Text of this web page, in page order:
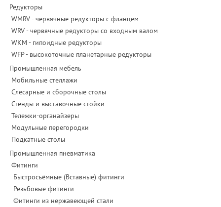
Редукторы
WMRV - червячные редукторы с фланцем
WRV - червячные редукторы со входным валом
WKM - гипоидные редукторы
WFP - высокоточные планетарные редукторы
Промышленная мебель
Мобильные стеллажи
Слесарные и сборочные столы
Стенды и выставочные стойки
Тележки-органайзеры
Модульные перегородки
Подкатные столы
Промышленная пневматика
Фитинги
Быстросъёмные (Вставные) фитинги
Резьбовые фитинги
Фитинги из нержавеющей стали